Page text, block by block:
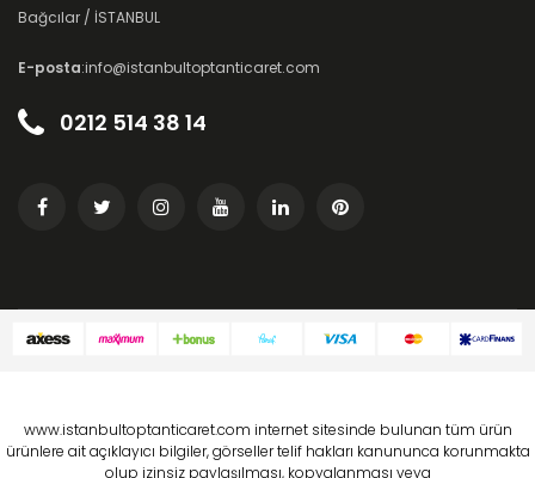
Bağcılar / İSTANBUL
E-posta:info@istanbultoptanticaret.com
0212 514 38 14
www.istanbultoptanticaret.com internet sitesinde bulunan tüm ürün
ürünlere ait açıklayıcı bilgiler, görseller telif hakları kanununca korunmakta
olup izinsiz paylaşılması, kopyalanması veya